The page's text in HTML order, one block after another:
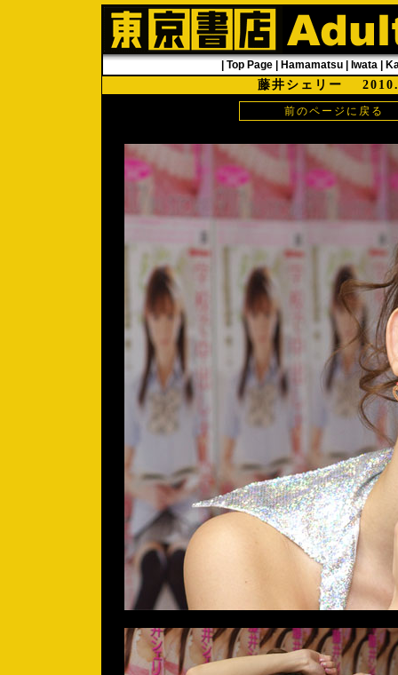
Top Page| Hamamatsu| Iwata|
藤井シェリー
前のページに戻る